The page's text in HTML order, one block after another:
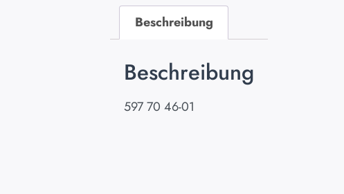
Beschreibung
Beschreibung
597 70 46-01